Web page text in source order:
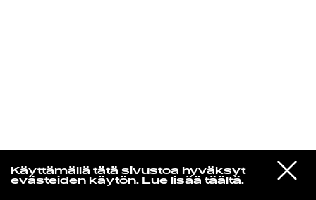
Käyttämällä tätä sivustoa hyväksyt
evästeiden käytön. Lue lisää täältä.
VIESTI
STUDIOON
Mariya Takeuchi
シェットランドに頬をうずめて